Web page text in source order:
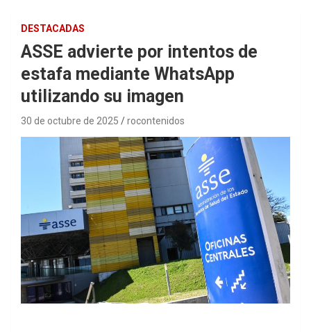
DESTACADAS
ASSE advierte por intentos de
estafa mediante WhatsApp
utilizando su imagen
30 de octubre de 2025 rocontenidos